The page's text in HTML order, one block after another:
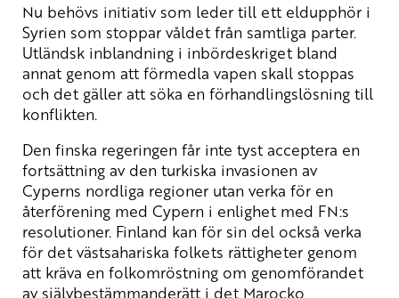
Nu behövs initiativ som leder till ett eldupphör i
Syrien som stoppar våldet från samtliga parter.
Utländsk inblandning i inbördeskriget bland
annat genom att förmedla vapen skall stoppas
och det gäller att söka en förhandlingslösning till
konflikten.
Den finska regeringen får inte tyst acceptera en
fortsättning av den turkiska invasionen av
Cyperns nordliga regioner utan verka för en
återförening med Cypern i enlighet med FN:s
resolutioner. Finland kan för sin del också verka
för det västsahariska folkets rättigheter genom
att kräva en folkomröstning om genomförandet
av självbestämmanderätt i det Marocko